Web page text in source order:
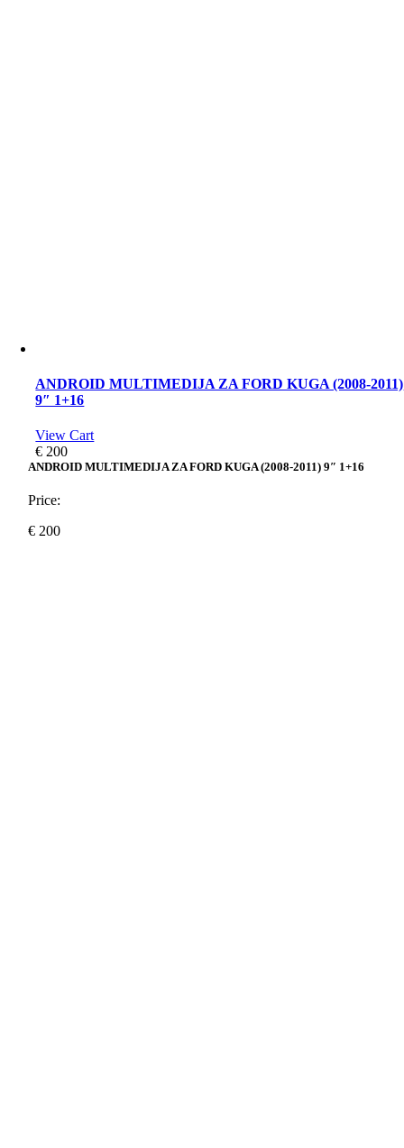
ANDROID MULTIMEDIJA ZA FORD KUGA (2008-2011)
9″ 1+16
View Cart
€ 200
ANDROID MULTIMEDIJA ZA FORD KUGA (2008-2011) 9″ 1+16
Price:
€ 200